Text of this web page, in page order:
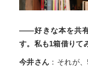
――好きな本を共
す。私も1箱借りて
今井さん ：それが